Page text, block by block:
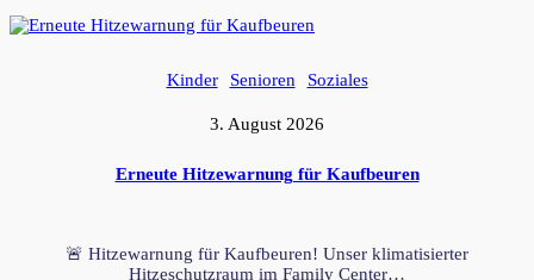
Kinder Senioren Soziales
3. August 2026
Erneute Hitzewarnung für Kaufbeuren
🚨 Hitzewarnung für Kaufbeuren! Unser klimatisierter
Hitzeschutzraum im Family Center…